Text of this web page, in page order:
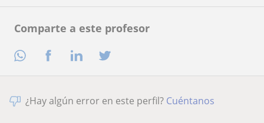
Comparte a este profesor
¿Hay algún error en este perfil? Cuéntanos